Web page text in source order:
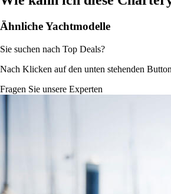
Ähnliche Yachtmodelle
Sie suchen nach Top Deals?
Nach Klicken auf den unten stehenden
Fragen Sie unsere Experten